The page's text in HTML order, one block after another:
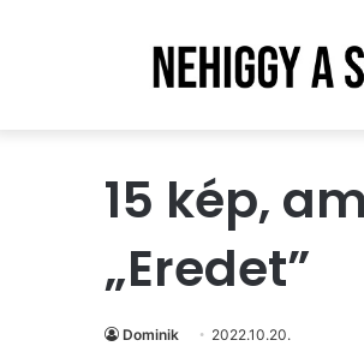
15 kép,
„Eredet”
Dominik 2022.10.20.